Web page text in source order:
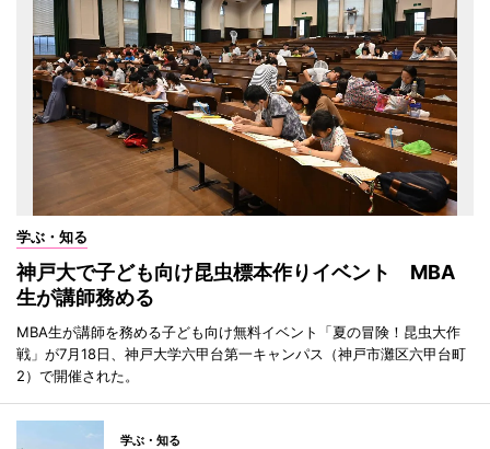
学ぶ・知る
神戸大で子ども向け昆虫標本作りイベント MBA
生が講師務める
MBA生が講師を務める子ども向け無料イベント「夏の冒険！昆虫大作
戦」が7月18日、神戸大学六甲台第一キャンパス（神戸市灘区六甲台町
2）で開催された。
学ぶ・知る